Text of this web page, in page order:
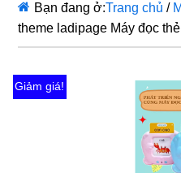
Bạn đang ở:Trang chủ /
theme ladipage Máy đọc
Giảm giá!